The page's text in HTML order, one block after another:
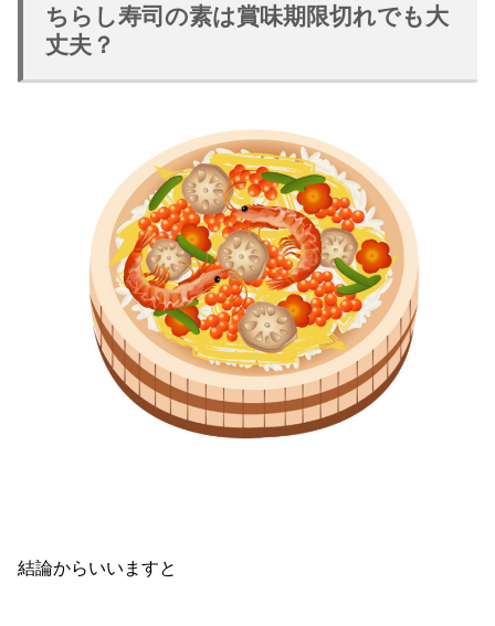
ちらし寿司の素は賞味期限切れでも大
丈夫？
結論からいいますと